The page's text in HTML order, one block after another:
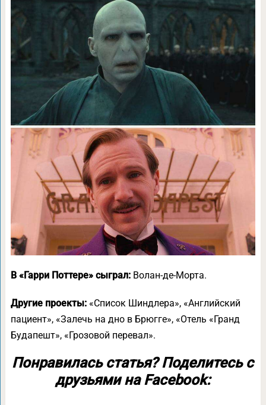
В «Гарри Поттере» сыграл:Волан-де-Морта.
Другие проекты:«Список Шиндлера», «Английский
пациент», «Залечь на дно в Брюгге», «Отель «Гранд
Будапешт», «Грозовой перевал».
Понравилась статья? Поделитесь с
друзьями на Facebook: